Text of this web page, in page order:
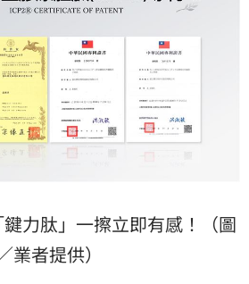
力肽」一擦立即有感！（圖
業者提供）